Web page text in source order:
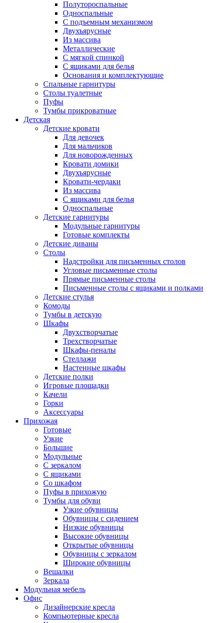
Полутороспальные
Односпальные
С подъемным механизмом
Двухъярусные
Из массива
Металлические
С мягкой спинкой
С ящиками для белья
Основания и комплектующие
Спальные гарнитуры
Столы туалетные
Пуфы
Тумбы прикроватные
Детская
Детские кровати
Для девочек
Для мальчиков
Для новорожденных
Кровати домики
Двухъярусные
Кровати-чердаки
Из массива
С ящиками для белья
Односпальные
Детские гарнитуры
Модульные гарнитуры
Готовые комплекты
Детские диваны
Столы
Надстройки для письменных столов
Угловые письменные столы
Прямые письменные столы
Письменные столы с ящиками и полками
Детские стулья
Комоды
Тумбы в детскую
Шкафы
Двухстворчатые
Трехстворчатые
Шкафы-пеналы
Стеллажи
Настенные шкафы
Детские полки
Игровые площадки
Качели
Горки
Аксессуары
Прихожая
Готовые
Узкие
Большие
Модульные
С зеркалом
С ящиками
Со шкафом
Пуфы в прихожую
Тумбы для обуви
Узкие обувницы
Обувницы с сидением
Низкие обувницы
Высокие обувницы
Открытые обувницы
Обувницы с зеркалом
Широкие обувницы
Вешалки
Зеркала
Модульная мебель
Офис
Дизайнерские кресла
Компьютерные кресла